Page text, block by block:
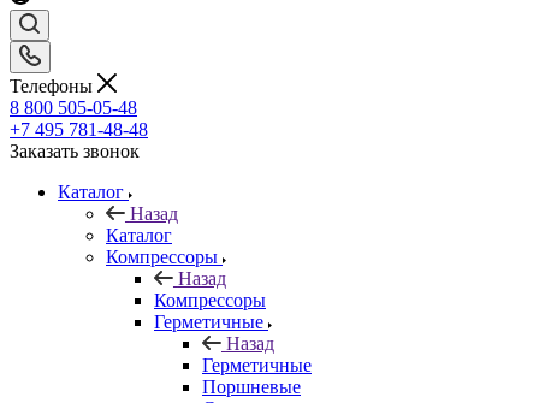
Телефоны
8 800 505-05-48
+7 495 781-48-48
Заказать звонок
Каталог
Назад
Каталог
Компрессоры
Назад
Компрессоры
Герметичные
Назад
Герметичные
Поршневые